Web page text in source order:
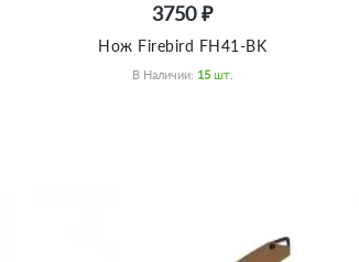
3750 ₽
Нож Firebird FH41-BK
В Наличии: 15 Шт.